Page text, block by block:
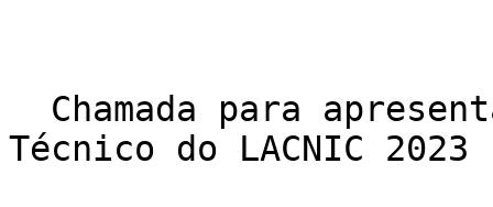
Técnico do LACNIC 2023